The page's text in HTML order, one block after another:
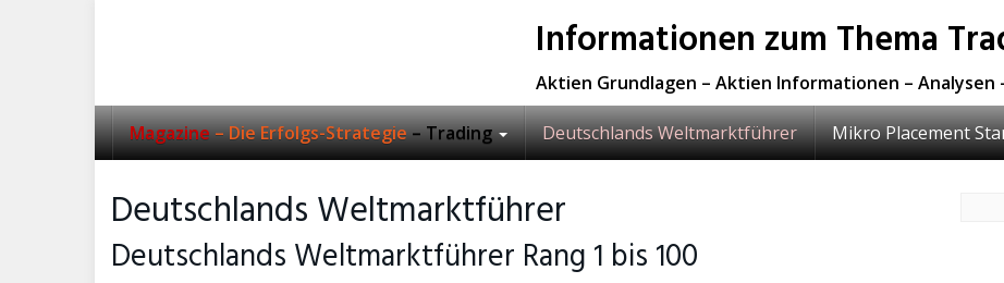
Informationen zum Thema
Aktien Grundlagen – Aktien Informationen –
Magazine– Die Erfolgs-Strategie– Trading Deutschlands Weltmarktführer Mikro Placement
Deutschlands Weltmarktführer
Deutschlands Weltmarktführer Rang 1 bis 100